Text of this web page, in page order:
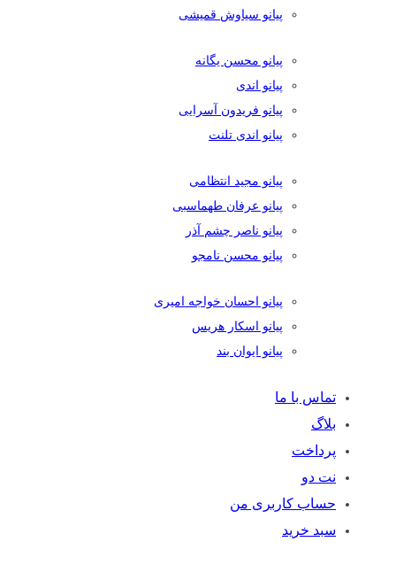
پیانو سیاوش قمیشی
پیانو محسن یگانه
پیانو اندی
پیانو فریدون آسرایی
پیانو اندی تلنت
پیانو مجید انتظامی
پیانو عرفان طهماسبی
پیانو ناصر چشم آذر
پیانو محسن نامجو
پیانو احسان خواجه امیری
پیانو اسکار هریس
پیانو ایوان بند
تماس با ما
بلاگ
پرداخت
نت دو
حساب کاربری من
سبد خرید